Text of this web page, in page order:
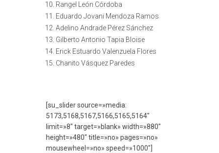
Rangel León Córdoba
Eduardo Jovani Mendoza Ramos
Adelino Andrade Pérez Sánchez
Gilberto Antonio Tapia Bloise
Erick Estuardo Valenzuela Flores
Chanito Vásquez Paredes
[su_slider source=»media:
5173,5168,5167,5166,5165,5164″
limit=»8″ target=»blank» width=»880″
height=»480″ title=»no» pages=»no»
mousewheel=»no» speed=»1000″]